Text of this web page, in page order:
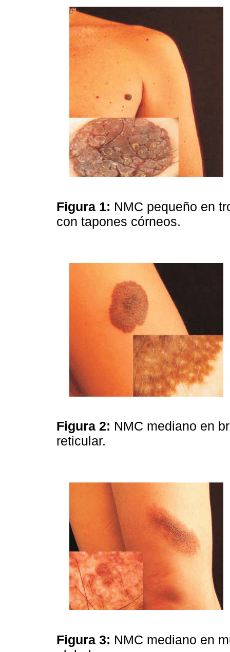
Figura 1: NMC pequeño en
con tapones córneos.
Figura 2: NMC mediano en
reticular.
Figura 3: NMC mediano en